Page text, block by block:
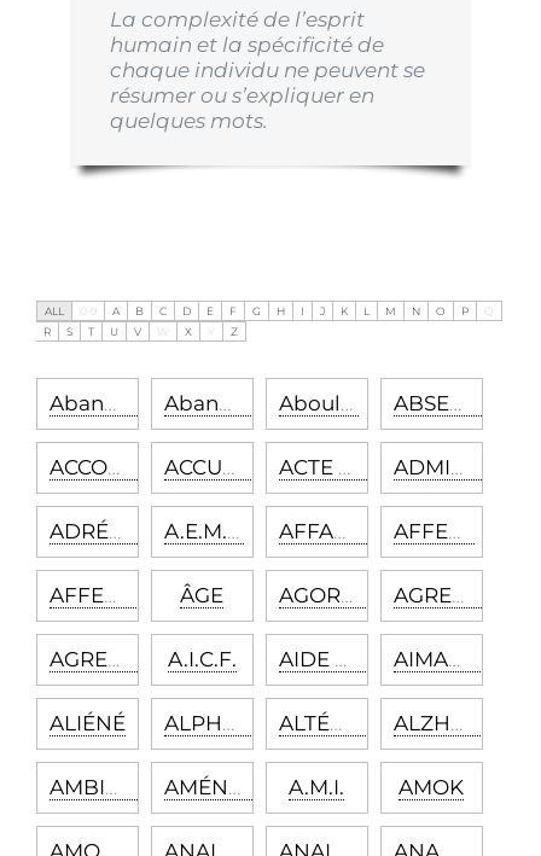
La complexité de l’esprit
humain et la spécificité de
chaque individu ne peuvent se
résumer ou s’expliquer en
quelques mots.
ALL 0-9 A B C D E F G H I J K L M N O P
Q
R
S T U V W X Y Z
Abandon Abandonnique Aboulie ABSENCE
ACCOUTUMANCE ACCULTURATION ACTE MANQUÉ ADMINISTRATEUR
ADRÉNALINE A.E.M.O AFFABULATION AFFECT
AFFECTIVITÉ ÂGE AGORAPHOBIE AGRESSION
AGRESSIVITÉ A.I.C.F. AIDE JUDICIAIRE AIMANCE
ALIÉNÉ ALPHABET PHONÉTIQUE ALTÉRITÉ ALZHEIMER
AMBIVALENCE AMÉNORRHÉE A.M.I. AMOK